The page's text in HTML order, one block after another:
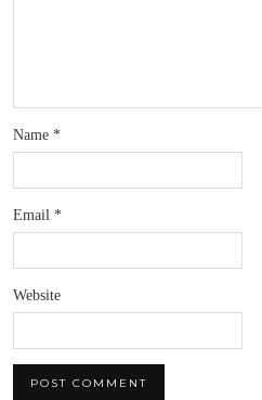
Name *
Email *
Website